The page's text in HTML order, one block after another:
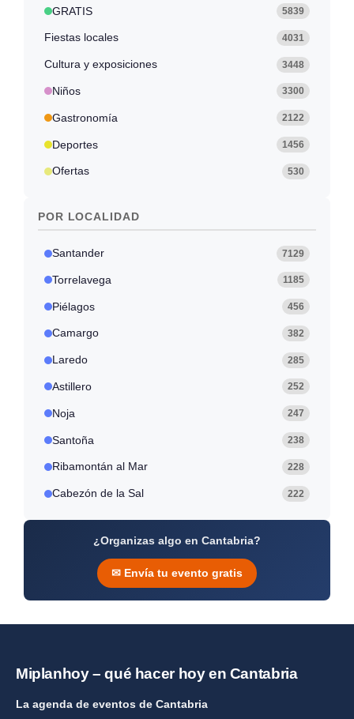
GRATIS 5839
Fiestas locales 4031
Cultura y exposiciones 3448
Niños 3300
Gastronomía 2122
Deportes 1456
Ofertas 530
POR LOCALIDAD
Santander 7129
Torrelavega 1185
Piélagos 456
Camargo 382
Laredo 285
Astillero 252
Noja 247
Santoña 238
Ribamontán al Mar 228
Cabezón de la Sal 222
¿Organizas algo en Cantabria?
✉ Envía tu evento gratis
Miplanhoy – qué hacer hoy en Cantabria
La agenda de eventos de Cantabria